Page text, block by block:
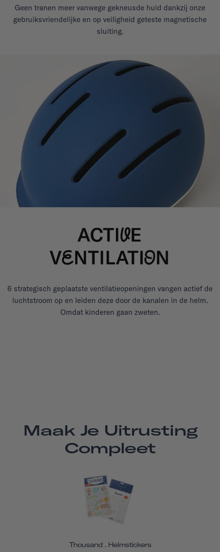
Geen tranen meer vanwege gekneusde huid dankzij onze
gebruiksvriendelijke en op veiligheid geteste magnetische
sluiting.
6 strategisch geplaatste ventilatieopeningen vangen actief de
luchtstroom op en leiden deze door de kanalen in de helm.
Omdat kinderen gaan zweten.
Maak Je Uitrusting
Compleet
Thousand . Helmstickers